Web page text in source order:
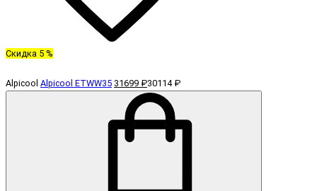
Скидка 5 %
Alpicool Alpicool ETWW35 31699 ₽30114 ₽